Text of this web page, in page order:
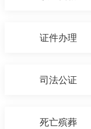
证件办理
司法公证
死亡殡葬